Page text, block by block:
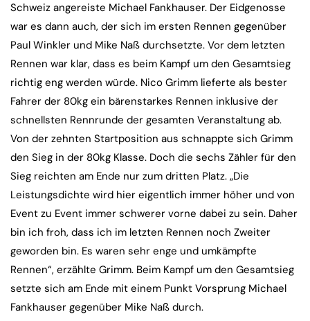
Schweiz angereiste Michael Fankhauser. Der Eidgenosse
war es dann auch, der sich im ersten Rennen gegenüber
Paul Winkler und Mike Naß durchsetzte. Vor dem letzten
Rennen war klar, dass es beim Kampf um den Gesamtsieg
richtig eng werden würde. Nico Grimm lieferte als bester
Fahrer der 80kg ein bärenstarkes Rennen inklusive der
schnellsten Rennrunde der gesamten Veranstaltung ab.
Von der zehnten Startposition aus schnappte sich Grimm
den Sieg in der 80kg Klasse. Doch die sechs Zähler für den
Sieg reichten am Ende nur zum dritten Platz. „Die
Leistungsdichte wird hier eigentlich immer höher und von
Event zu Event immer schwerer vorne dabei zu sein. Daher
bin ich froh, dass ich im letzten Rennen noch Zweiter
geworden bin. Es waren sehr enge und umkämpfte
Rennen“, erzählte Grimm. Beim Kampf um den Gesamtsieg
setzte sich am Ende mit einem Punkt Vorsprung Michael
Fankhauser gegenüber Mike Naß durch.